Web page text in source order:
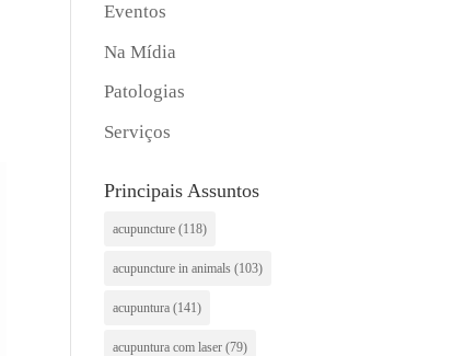
Eventos
Na Mídia
Patologias
Serviços
Principais Assuntos
acupuncture (118)
acupuncture in animals (103)
acupuntura (141)
acupuntura com laser (79)